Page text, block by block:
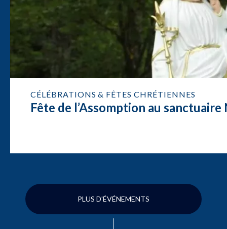
CÉLÉBRATIONS & FÊTES CHRÉTIENNES
Fête de l’Assomption au
PLUS D'ÉVÉNEMENTS